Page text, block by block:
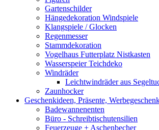
Gartenschilder
Hängedekoration Windspiele
Klangspiele / Glocken
Regenmesser
Stammdekoration
Vogelhaus Futterplatz Nistkasten
Wasserspeier Teichdeko
Windräder
Leichtwindräder aus
Zaunhocker
Geschenkideen, Präsente,
Badewannenenten
Büro - Schreibtischutensilien
Feuerzeuge + Aschenbecher